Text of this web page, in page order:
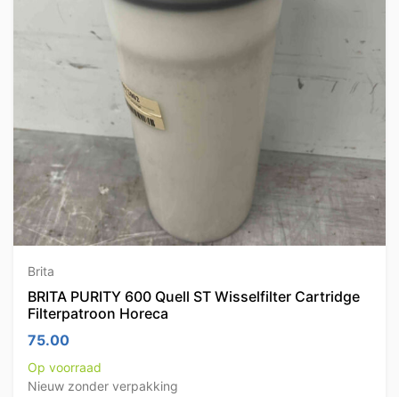
Brita
BRITA PURITY 600 Quell ST Wisselfilter Cartridge
Filterpatroon Horeca
75.00
Op voorraad
Nieuw zonder verpakking